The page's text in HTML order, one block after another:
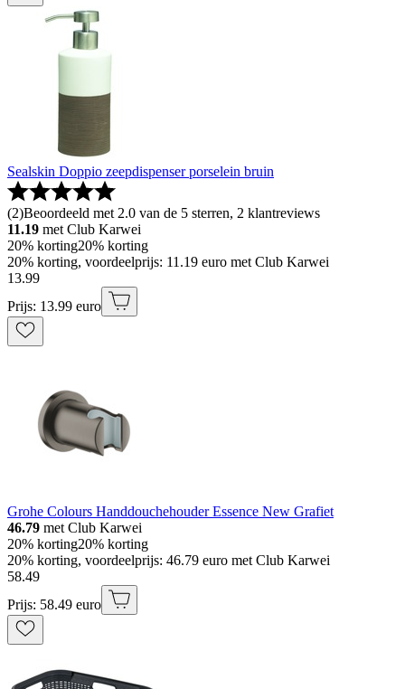
Sealskin Doppio zeepdispenser porselein bruin
(2)Beoordeeld met 2.0 van de 5 sterren, 2 klantreviews
11.19 met Club Karwei
20% korting20% korting
20% korting, voordeelprijs: 11.19 euro met Club Karwei
13.99
Prijs: 13.99 euro
Grohe Colours Handdouchehouder Essence New Grafiet
46.79 met Club Karwei
20% korting20% korting
20% korting, voordeelprijs: 46.79 euro met Club Karwei
58.49
Prijs: 58.49 euro